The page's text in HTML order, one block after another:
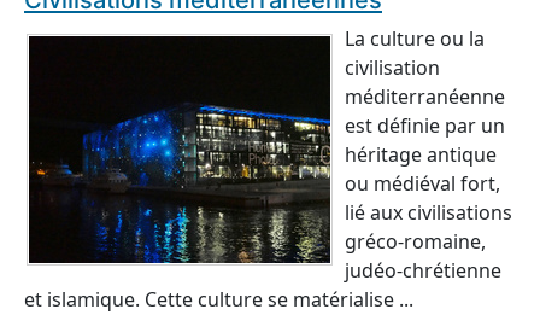
La culture ou la
civilisation
méditerranéenne
est définie par un
héritage antique
ou médiéval fort,
lié aux civilisations
gréco-romaine,
judéo-chrétienne
et islamique. Cette culture se matérialise ...